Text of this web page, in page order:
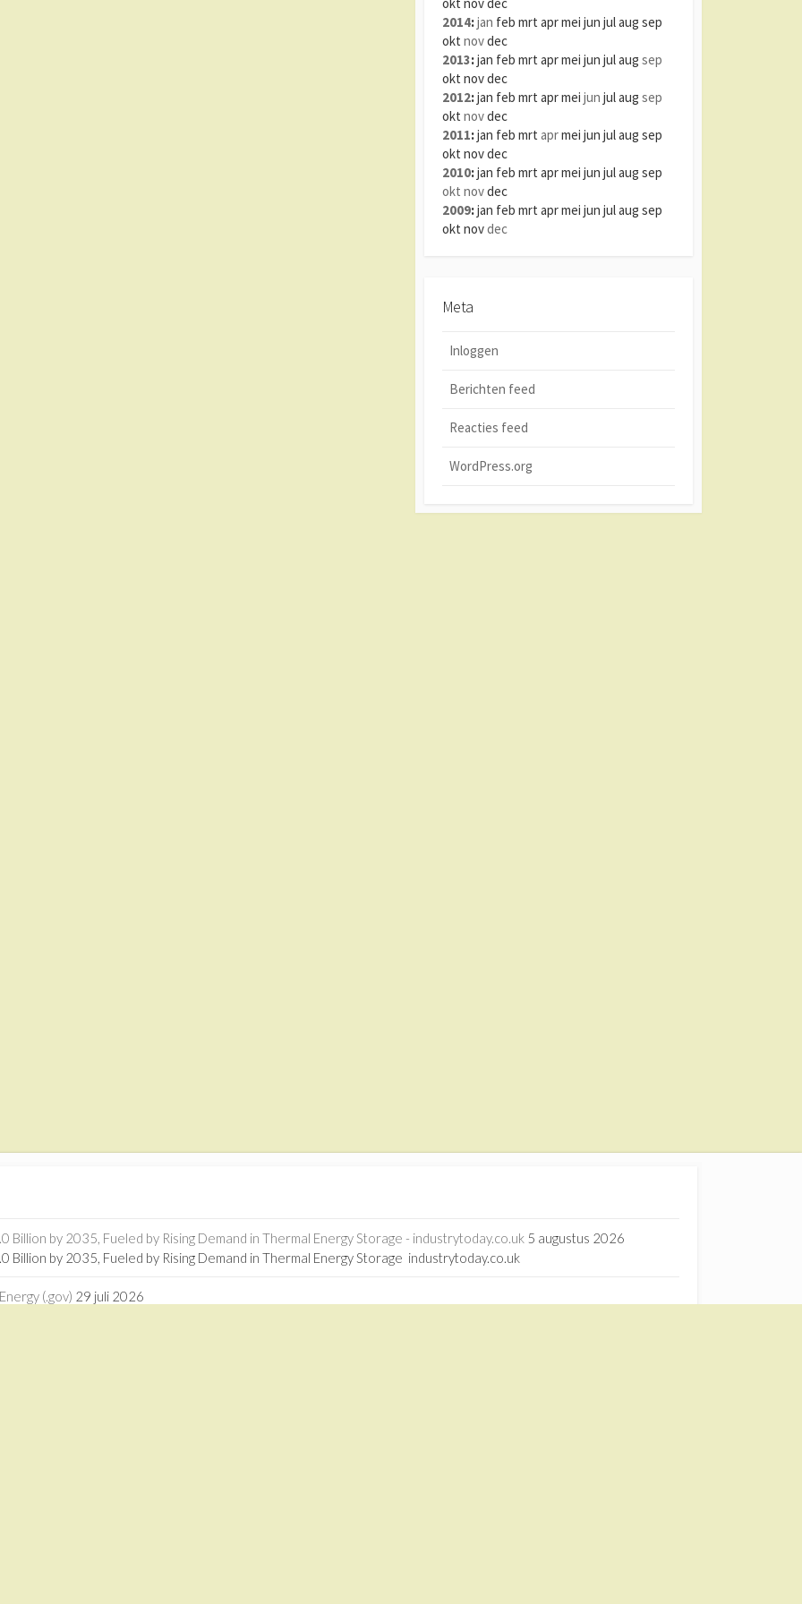
2014:jan feb mrt aprmei jun julaug sep
okt novdec
2013:jan feb mrt aprmei jun julaug sep
okt novdec
2012:jan feb mrt aprmei jun julaug sep
okt novdec
2011:jan feb mrt aprmei jun julaug sep
okt novdec
2010:jan feb mrt aprmei jun julaug sep
okt novdec
2009:jan feb mrt aprmei jun julaug sep
okt novdec
Meta
Inloggen
Berichten feed
Reacties feed
WordPress.org
Billion by 2035, Fueled by Rising Demand in Thermal Energy Storage - industrytoday.co.uk 5 augustus 2026
Billion by 2035, Fueled by Rising Demand in Thermal Energy Storage industrytoday.co.uk
(.gov) 29 juli 2026